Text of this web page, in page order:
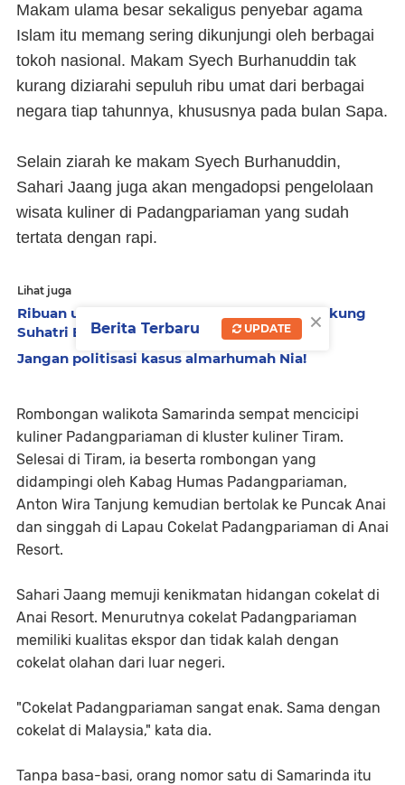
Makam ulama besar sekaligus penyebar agama
Islam itu memang sering dikunjungi oleh berbagai
tokoh nasional. Makam Syech Burhanuddin tak
kurang diziarahi sepuluh ribu umat dari berbagai
negara tiap tahunnya, khususnya pada bulan Sapa.
Selain ziarah ke makam Syech Burhanuddin,
Sahari Jaang juga akan mengadopsi pengelolaan
wisata kuliner di Padangpariaman yang sudah
tertata dengan rapi.
Lihat juga
Ribuan ulama Padangpariaman deklarasi dukung
Suhatri Bur-Yosdianto
Jangan politisasi kasus almarhumah Nia!
Rombongan walikota Samarinda sempat mencicipi
kuliner Padangpariaman di kluster kuliner Tiram.
Selesai di Tiram, ia beserta rombongan yang
didampingi oleh Kabag Humas Padangpariaman,
Anton Wira Tanjung kemudian bertolak ke Puncak Anai
dan singgah di Lapau Cokelat Padangpariaman di Anai
Resort.
Sahari Jaang memuji kenikmatan hidangan cokelat di
Anai Resort. Menurutnya cokelat Padangpariaman
memiliki kualitas ekspor dan tidak kalah dengan
cokelat olahan dari luar negeri.
"Cokelat Padangpariaman sangat enak. Sama dengan
cokelat di Malaysia," kata dia.
Tanpa basa-basi, orang nomor satu di Samarinda itu
×
Berita Terbaru UPDATE